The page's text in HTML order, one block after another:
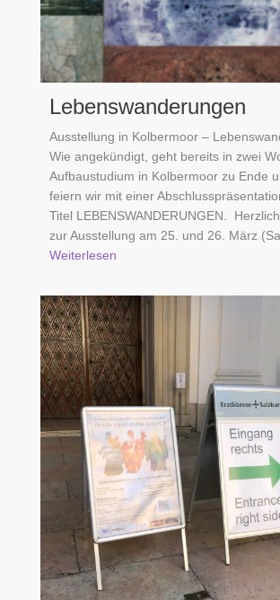
Lebenswanderungen
Ausstellung in Kolbermoor –
Wie angekündigt, geht bereits in zwei
Aufbaustudium in Kolbermoor zu Ende
feiern wir mit einer
Titel LEBENSWANDERUNGEN.
zur Ausstellung am 25. und 26. März
Weiterlesen